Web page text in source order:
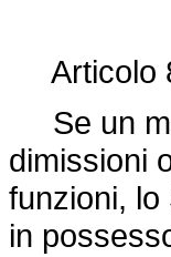
Articolo
Se un
dimissioni
funzioni,
in